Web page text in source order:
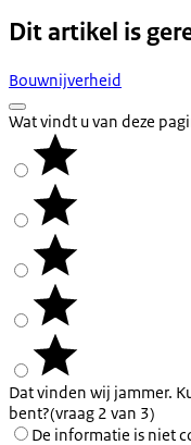
Dit artikel is
Bouwnijverheid
Wat vindt u van deze
Dat vinden wij jammer.
bent?(vraag 2 van 3)
De informatie is niet